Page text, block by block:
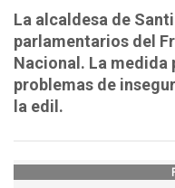
La alcaldesa de
parlamentarios del
Nacional. La
problemas de
la edil.